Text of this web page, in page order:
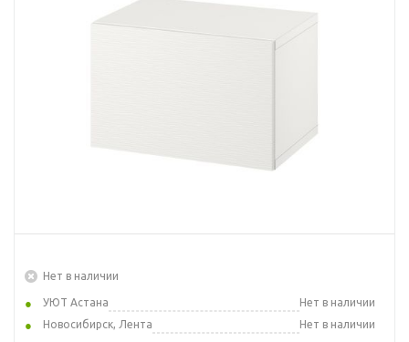
Нет в наличии
УЮТ Астана
Нет в наличии
Новосибирск, Лента
Нет в наличии